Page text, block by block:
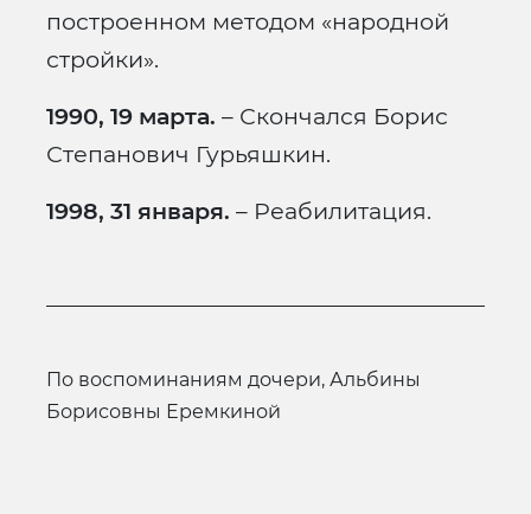
построенном методом «народной
стройки».
1990, 19 марта. – Скончался Борис
Степанович Гурьяшкин.
1998, 31 января. – Реабилитация.
по воспоминаниям дочери, Альбины
Борисовны Еремкиной